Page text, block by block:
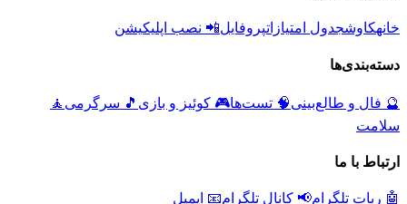
خانهکاوشجدول امتیازاتپروفایل📲 نصب اپلیکیشن
دسته‌بندی‌ها
🔮 فال و طالع‌بینی🧠 تست‌ها🎮 کوئیز و بازی 🎵 سرگرمی 🧘
سلامت
ارتباط با ما
🤖 ربات تلگرام📢 کانال تلگرام📧 ایمیل